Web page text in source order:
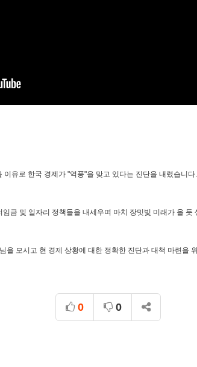
이유로 한국 경제가 "역풍"을 맞고 있다는 진단을 내렸습니
금 및 일자리 정책들을 내세우며 마치 장밋빛 미래가 올
을 모시고 현 경제 상황에 대한 정확한 진단과 대책 마련을
0 0